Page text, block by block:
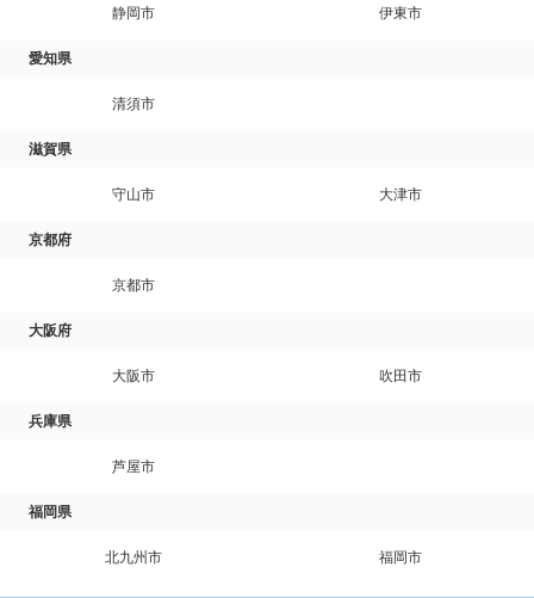
静岡市 伊東市
愛知県
清須市
滋賀県
守山市 大津市
京都府
京都市
大阪府
大阪市 吹田市
兵庫県
芦屋市
福岡県
北九州市 福岡市